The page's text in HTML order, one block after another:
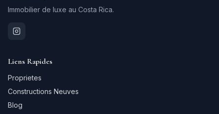
Immobilier de luxe au Costa Rica.
Liens Rapides
Proprietes
Constructions Neuves
Blog